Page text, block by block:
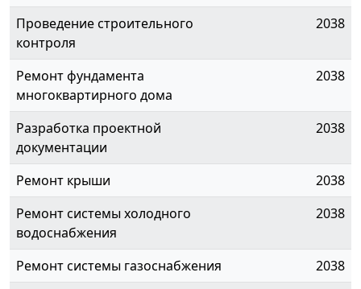
Проведение строительного
контроля
2038
Ремонт фундамента
многоквартирного дома
2038
Разработка проектной
документации
2038
Ремонт крыши
2038
Ремонт системы холодного
водоснабжения
2038
Ремонт системы газоснабжения
2038